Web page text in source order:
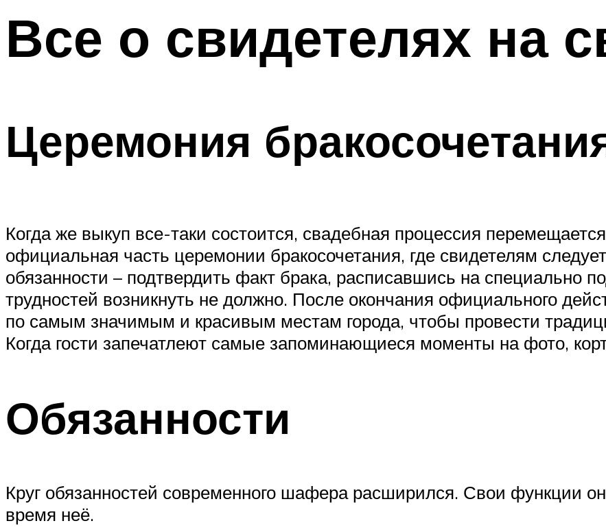
Меню
Все о свидетелях на
Церемония
Когда же выкуп все-таки состоится, свадебная процессия
официальная часть церемонии бракосочетания, где свидетелям
обязанности – подтвердить факт брака, расписавшись на специально
трудностей возникнуть не должно. После окончания официального
по самым значимым и красивым местам города, чтобы провести
Когда гости запечатлеют самые запоминающиеся моменты на фото,
Обязанности
Круг обязанностей современного шафера расширился. Свои функции
время неё.